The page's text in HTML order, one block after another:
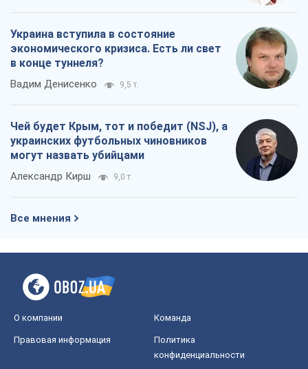
Украина вступила в состояние
экономического кризиса. Есть ли свет
в конце туннеля?
Вадим Денисенко 9,5 т.
Чей будет Крым, тот и победит (NSJ), а
украинских футбольных чиновников
могут назвать убийцами
Александр Кирш 9,0 т.
Все мнения
О компании Команда
Правовая информация
Политика
конфиденциальности